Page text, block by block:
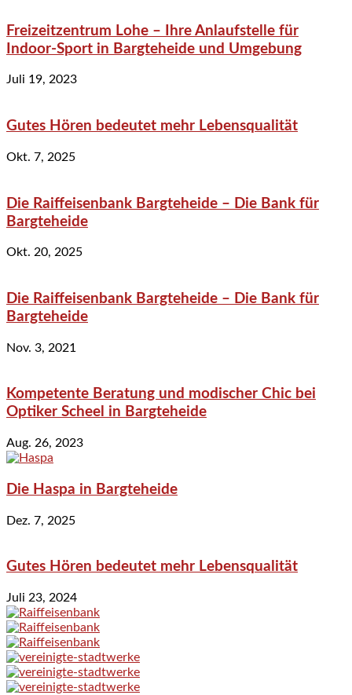
Freizeitzentrum Lohe – Ihre Anlaufstelle für
Indoor-Sport in Bargteheide und Umgebung
Juli 19, 2023
Gutes Hören bedeutet mehr Lebensqualität
Okt. 7, 2025
Die Raiffeisenbank Bargteheide – Die Bank für
Bargteheide
Okt. 20, 2025
Die Raiffeisenbank Bargteheide – Die Bank für
Bargteheide
Nov. 3, 2021
Kompetente Beratung und modischer Chic bei
Optiker Scheel in Bargteheide
Aug. 26, 2023
Die Haspa in Bargteheide
Dez. 7, 2025
Gutes Hören bedeutet mehr Lebensqualität
Juli 23, 2024